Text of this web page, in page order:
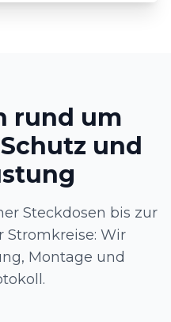
rund um
und
Steckdosen bis zur
Stromkreise: Wir
Montage und